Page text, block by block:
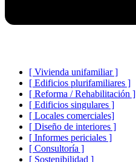
[ Vivienda unifamiliar ]
[ Edificios plurifamiliares ]
[ Reforma / Rehabilitación ]
[ Edificios singulares ]
[ Locales comerciales]
[ Diseño de interiores ]
[ Informes periciales ]
[ Consultoría ]
[ Sostenibilidad ]